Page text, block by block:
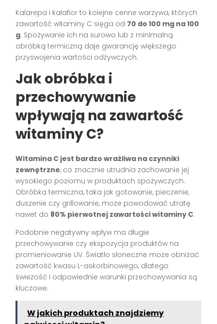
Kalarepa i kalafior to kolejne cenne warzywa, których
zawartość witaminy C sięga od 70 do 100 mg na 100
g. Spożywanie ich na surowo lub z minimalną
obróbką termiczną daje gwarancję większego
przyswojenia wartości odżywczych.
Jak obróbka i
przechowywanie
wpływają na zawartość
witaminy C?
Witamina C jest bardzo wrażliwa na czynniki
zewnętrzne, co znacznie utrudnia zachowanie jej
wysokiego poziomu w produktach spożywczych.
Obróbka termiczna, taka jak gotowanie, pieczenie,
duszenie czy grillowanie, może powodować utratę
nawet do 80% pierwotnej zawartości witaminy C.
Podobnie negatywny wpływ ma długie
przechowywanie czy ekspozycja produktów na
promieniowanie UV. Światło słoneczne może obniżać
zawartość kwasu L-askorbinowego, dlatego
świeżość i odpowiednie warunki przechowywania są
kluczowe.
W jakich produktach znajdziemy